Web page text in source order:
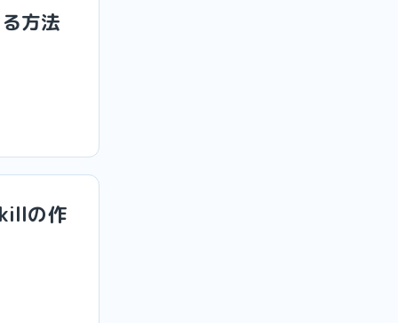
方法
の作